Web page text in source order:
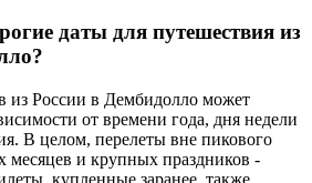
даты для путешествия из
из России в Дембидолло может
от времени года, дня недели
В целом, перелеты вне пикового
месяцев и крупных праздников -
купленные заранее, также